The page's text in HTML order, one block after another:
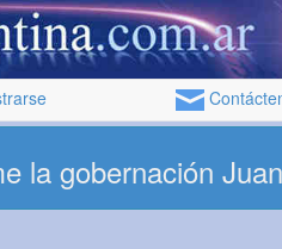
la gobernación